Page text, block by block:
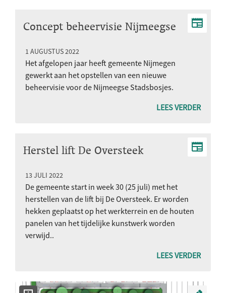
Concept beheervisie Nijmeegse
1 AUGUSTUS 2022
Het afgelopen jaar heeft gemeente Nijmegen
gewerkt aan het opstellen van een nieuwe
beheervisie voor de Nijmeegse Stadsbosjes.
LEES VERDER
Herstel lift De Oversteek
13 JULI 2022
De gemeente start in week 30 (25 juli) met het
herstellen van de lift bij De Oversteek. Er worden
hekken geplaatst op het werkterrein en de houten
panelen van het tijdelijke kunstwerk worden
verwijd..
LEES VERDER